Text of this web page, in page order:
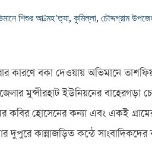
শিশুর আ’ত্মহ’ত্যা, কুমিল্লা, চৌদ্দগ্রাম
করার কারণে বকা দেওয়ায় অভিমানে
মুন্সীরহাট ইউনিয়নের বাহেরগড়া
হোসেনের কন্যা এবং একই গ্রামের
দুপুরে কান্নাজড়িত কন্ঠে